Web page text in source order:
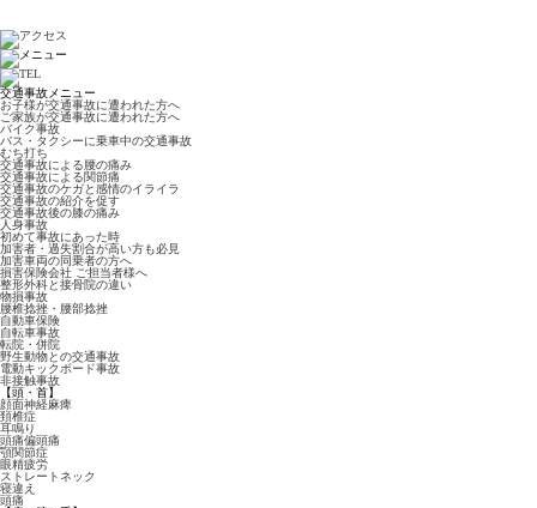
交通事故メニュー
お子様が交通事故に遭われた方へ
ご家族が交通事故に遭われた方へ
バイク事故
バス・タクシーに乗車中の交通事故
むち打ち
交通事故による腰の痛み
交通事故による関節痛
交通事故のケガと感情のイライラ
交通事故の紹介を促す
交通事故後の膝の痛み
人身事故
初めて事故にあった時
加害者・過失割合が高い方も必見
加害車両の同乗者の方へ
損害保険会社 ご担当者様へ
整形外科と接骨院の違い
物損事故
腰椎捻挫・腰部捻挫
自動車保険
自転車事故
転院・併院
野生動物との交通事故
電動キックボード事故
非接触事故
【頭・首】
顔面神経麻痺
頚椎症
耳鳴り
頭痛偏頭痛
顎関節症
眼精疲労
ストレートネック
寝違え
頭痛